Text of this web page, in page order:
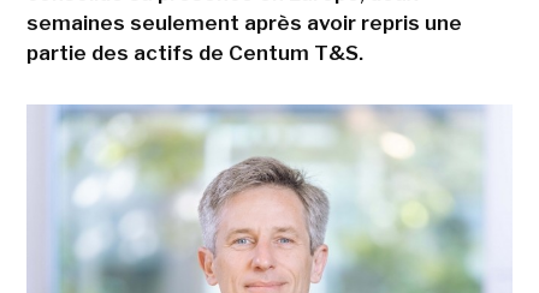
semaines seulement après avoir repris une
partie des actifs de Centum T&S.